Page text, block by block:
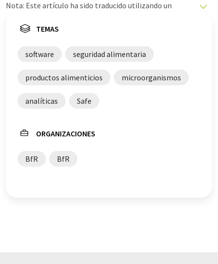
Nota: Este artículo ha sido traducido utilizando un
ofrece estas traducciones automáticas para presentar
este artículo ha sido traducido con traducción
automática, es posible que contenga errores de
vocabulario, sintaxis o gramática. El artículo original en
Inglés se puede encontrar
TEMAS
software seguridad alimentaria
productos alimenticios microorganismos
analíticas Safe
ORGANIZACIONES
BfR BfR